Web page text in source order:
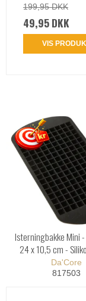
199,95 DKK
49,95 DKK
VIS
Isterningbakke Mini
24 x 10,5 cm -
Da'Core
817503